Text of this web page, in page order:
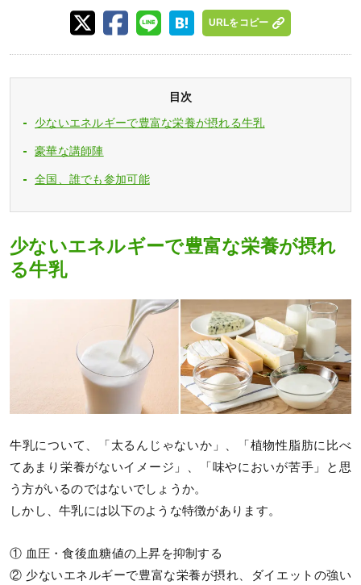
URLをコピー
目次
少ないエネルギーで豊富な栄養が摂れる牛乳
豪華な講師陣
全国、誰でも参加可能
少ないエネルギーで豊富な栄養が摂れ
る牛乳
牛乳について、「太るんじゃないか」、「植物性脂肪に比べ
てあまり栄養がないイメージ」、「味やにおいが苦手」と思
う方がいるのではないでしょうか。
しかし、牛乳には以下のような特徴があります。
① 血圧・食後血糖値の上昇を抑制する
② 少ないエネルギーで豊富な栄養が摂れ、ダイエットの強い